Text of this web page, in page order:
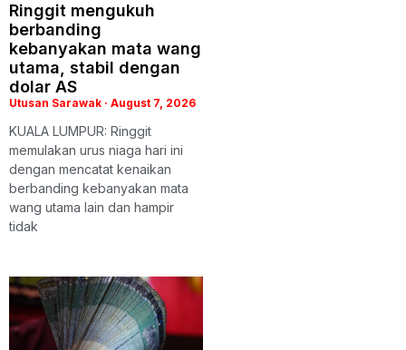
Ringgit mengukuh
berbanding
kebanyakan mata wang
utama, stabil dengan
dolar AS
Utusan Sarawak August 7, 2026
KUALA LUMPUR: Ringgit
memulakan urus niaga hari ini
dengan mencatat kenaikan
berbanding kebanyakan mata
wang utama lain dan hampir
tidak